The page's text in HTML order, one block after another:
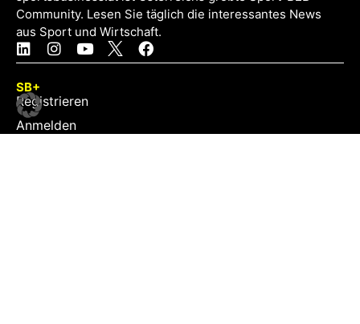
Community. Lesen Sie täglich die interessantes News
aus Sport und Wirtschaft.
SB+
Registrieren
Anmelden